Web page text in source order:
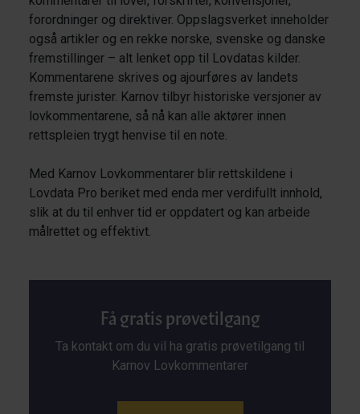
forordninger og direktiver. Oppslagsverket inneholder
også artikler og en rekke norske, svenske og danske
fremstillinger – alt lenket opp til Lovdatas kilder.
Kommentarene skrives og ajourføres av landets
fremste jurister. Karnov tilbyr historiske versjoner av
lovkommentarene, så nå kan alle aktører innen
rettspleien trygt henvise til en note.
Med Karnov Lovkommentarer blir rettskildene i
Lovdata Pro beriket med enda mer verdifullt innhold,
slik at du til enhver tid er oppdatert og kan arbeide
målrettet og effektivt.
Få gratis prøvetilgang
Ta kontakt om du vil ha gratis prøvetilgang til
Karnov Lovkommentarer